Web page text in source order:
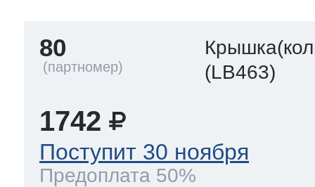
80
(LB463)
1742
Поступит 30 ноября
Предоплата 50%